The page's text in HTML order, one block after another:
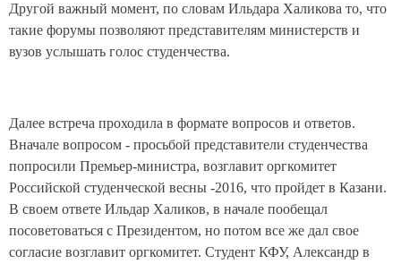
Другой важный момент, по словам Ильдара Халикова то, что
такие форумы позволяют представителям министерств и
вузов услышать голос студенчества.
Далее встреча проходила в формате вопросов и ответов.
Вначале вопросом - просьбой представители студенчества
попросили Премьер-министра, возглавит оргкомитет
Российской студенческой весны -2016, что пройдет в Казани.
В своем ответе Ильдар Халиков, в начале пообещал
посоветоваться с Президентом, но потом все же дал свое
согласие возглавит оргкомитет. Студент КФУ, Александр в